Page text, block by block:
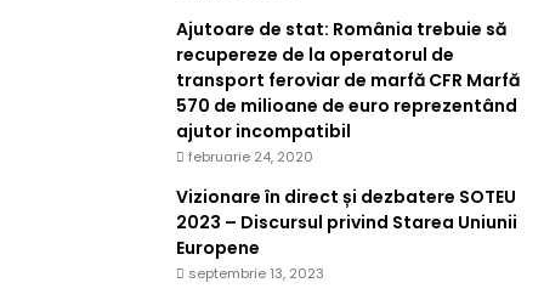
Ajutoare de stat: România trebuie să
recupereze de la operatorul de
transport feroviar de marfă CFR Marfă
570 de milioane de euro reprezentând
ajutor incompatibil
februarie 24, 2020
Vizionare în direct și dezbatere SOTEU
2023 – Discursul privind Starea Uniunii
Europene
septembrie 13, 2023